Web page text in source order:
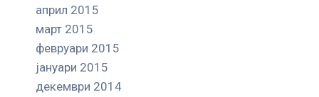
април 2015
март 2015
февруари 2015
јануари 2015
декември 2014